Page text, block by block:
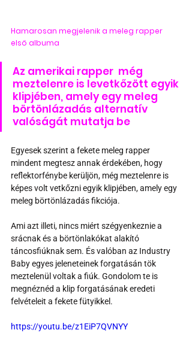
Hamarosan megjelenik a meleg rapper
első albuma
Az amerikai rapper  még
meztelenre is levetkőzött egyik
klipjében, amely egy meleg
börtönlázadás alternatív
valóságát mutatja be
Egyesek szerint a fekete meleg rapper
mindent megtesz annak érdekében, hogy
reflektorfénybe kerüljön, még meztelenre is
képes volt vetkőzni egyik klipjében, amely egy
meleg börtönlázadás fikciója.
Ami azt illeti, nincs miért szégyenkeznie a
srácnak és a börtönlakókat alakító
táncosfiúknak sem. És valóban az Industry
Baby egyes jeleneteinek forgatásán tök
meztelenül voltak a fiúk. Gondolom te is
megnéznéd a klip forgatásának eredeti
felvételeit a fekete fütyikkel.
https://youtu.be/z1EiP7QVNYY